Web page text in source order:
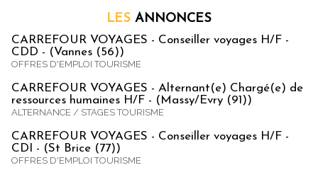
LES ANNONCES
CARREFOUR VOYAGES - Conseiller voyages H/F -
CDD - (Vannes (56))
OFFRES D'EMPLOI TOURISME
CARREFOUR VOYAGES - Alternant(e) Chargé(e) de
ressources humaines H/F - (Massy/Evry (91))
ALTERNANCE / STAGES TOURISME
CARREFOUR VOYAGES - Conseiller voyages H/F -
CDI - (St Brice (77))
OFFRES D'EMPLOI TOURISME